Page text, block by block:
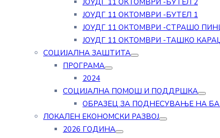
ЈОУДГ 11 ОКТОМВРИ -БУТЕЛ 2
ЈОУДГ 11 ОКТОМВРИ -БУТЕЛ 1
ЈОУДГ 11 ОКТОМВРИ -СТРАШО
ЈОУДГ 11 ОКТОМВРИ -ТАШКО
СОЦИЈАЛНА ЗАШТИТА
ПРОГРАМА
2024
СОЦИЈАЛНА ПОМОШ И ПОДДРШКА
ОБРАЗЕЦ ЗА ПОДНЕСУВАЊЕ НА
ЛОКАЛЕН ЕКОНОМСКИ РАЗВОЈ
2026 ГОДИНА